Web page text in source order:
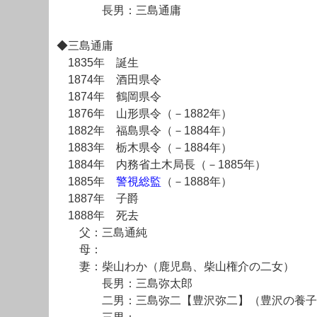
長男：三島通庸
◆三島通庸
1835年 誕生
1874年 酒田県令
1874年 鶴岡県令
1876年 山形県令（－1882年）
1882年 福島県令（－1884年）
1883年 栃木県令（－1884年）
1884年 内務省土木局長（－1885年）
1885年 警視総監 （－1888年）
1887年 子爵
1888年 死去
父：三島通純
母：
妻：柴山わか（鹿児島、柴山権介の二女）
長男：三島弥太郎
二男：三島弥二【豊沢弥二】（豊沢の養子